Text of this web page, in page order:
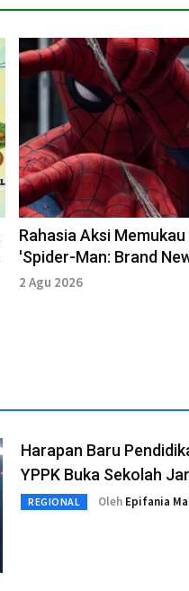
Rahasia Aksi Memukau
'Spider-Man: Brand
Day' hingga Cetak Rekor
2 Agu 2026
Harapan Baru
YPPK Buka Sekolah
REGIONAL Oleh Epifania